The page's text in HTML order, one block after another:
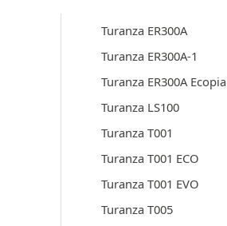
Turanza ER300A
Turanza ER300A-1
Turanza ER300A Ecopia
Turanza LS100
Turanza T001
Turanza T001 ECO
Turanza T001 EVO
Turanza T005